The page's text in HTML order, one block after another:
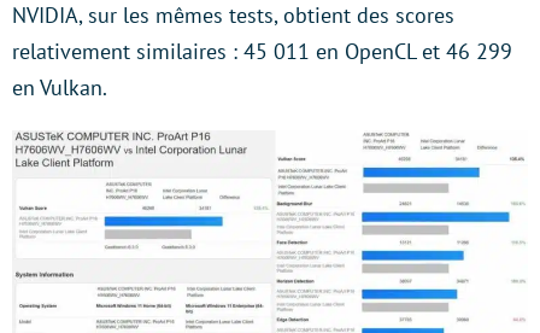
NVIDIA, sur les mêmes tests, obtient des scores
relativement similaires : 45 011 en OpenCL et 46 299
en Vulkan.